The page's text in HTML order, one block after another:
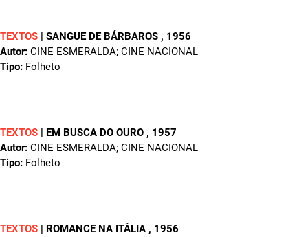
TEXTOS | SANGUE DE BÁRBAROS , 1956
Autor: CINE ESMERALDA; CINE NACIONAL
Tipo: Folheto
TEXTOS | EM BUSCA DO OURO , 1957
Autor: CINE ESMERALDA; CINE NACIONAL
Tipo: Folheto
TEXTOS | ROMANCE NA ITÁLIA , 1956